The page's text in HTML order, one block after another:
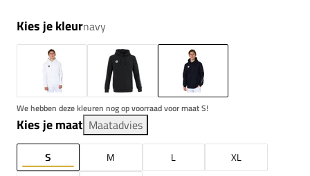
Kies je kleurnavy
We hebben deze kleuren nog op voorraad voor maat S!
Kies je maat Maatadvies
S M L
XL